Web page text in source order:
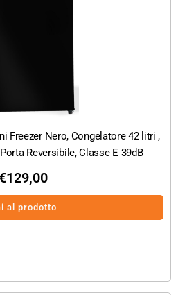
Freezer Nero, Congelatore 42 litri ,
Reversibile, Classe E 39dB
129,00
al prodotto